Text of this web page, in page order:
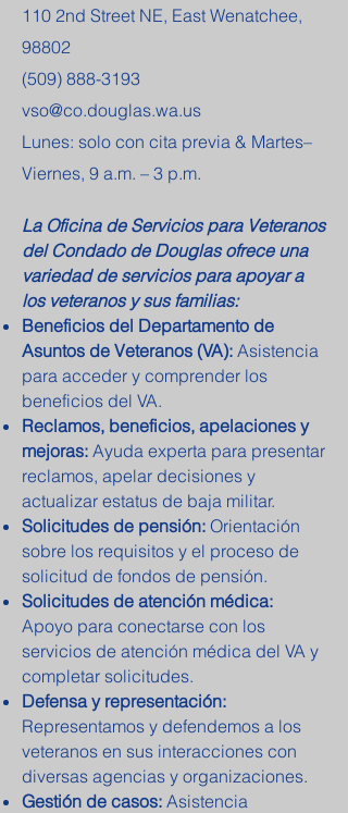
110 2nd Street NE, East Wenatchee,
98802
(509) 888-3193
vso@co.douglas.wa.us
Lunes: solo con cita previa & Martes–
Viernes, 9 a.m. – 3 p.m.
La Oficina de Servicios para Veteranos
del Condado de Douglas ofrece una
variedad de servicios para apoyar a
los veteranos y sus familias:
Beneficios del Departamento de
Asuntos de Veteranos (VA): Asistencia
para acceder y comprender los
beneficios del VA.
Reclamos, beneficios, apelaciones y
mejoras: Ayuda experta para presentar
reclamos, apelar decisiones y
actualizar estatus de baja militar.
Solicitudes de pensión: Orientación
sobre los requisitos y el proceso de
solicitud de fondos de pensión.
Solicitudes de atención médica:
Apoyo para conectarse con los
servicios de atención médica del VA y
completar solicitudes.
Defensa y representación:
Representamos y defendemos a los
veteranos en sus interacciones con
diversas agencias y organizaciones.
Gestión de casos: Asistencia